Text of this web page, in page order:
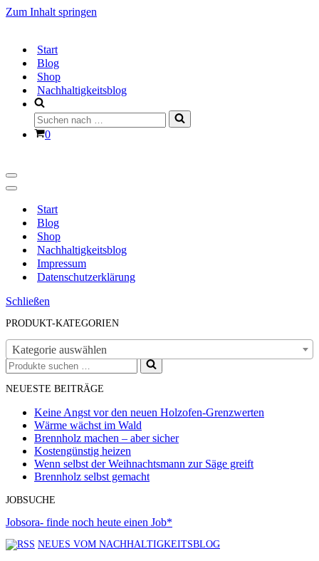
Zum Inhalt springen
Start
Blog
Shop
Nachhaltigkeitsblog
Suchen
nach …
Warenkorb
0
Navigationsmenü
Navigationsmenü
Start
Blog
Shop
Nachhaltigkeitsblog
Impressum
Datenschutzerklärung
Schließen
PRODUKT-KATEGORIEN
Kategorie auswählen
Suchen
nach …
NEUESTE BEITRÄGE
Keine Angst vor den neuen Holzofen-Grenzwerten
Wärme wächst im Wald
Brennholz machen – aber sicher
Kostengünstig heizen
Wenn selbst der Weihnachtsmann zur Säge greift
Brennholz selbst gemacht
JOBSUCHE
Jobsora- finde noch heute einen Job*
NEUES VOM NACHHALTIGKEITSBLOG